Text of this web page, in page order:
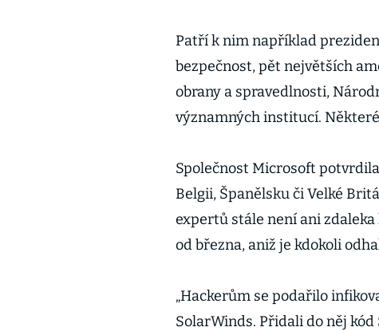
Patří k nim například
bezpečnost, pět největších
obrany a spravedlnosti,
významných institucí.
Společnost Microsoft
Belgii, Španělsku či Velké
expertů stále není ani
od března, aniž je kdokoli
„Hackerům se podařilo
SolarWinds. Přidali do něj